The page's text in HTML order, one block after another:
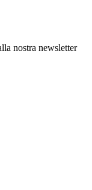
nostra newsletter